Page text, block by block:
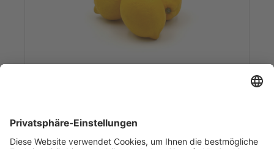
Zitronen unbehandelt 'Primofiori'